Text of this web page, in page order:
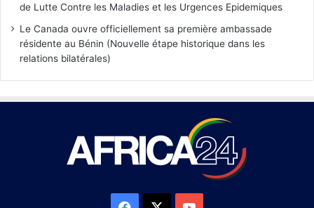
de Lutte Contre les Maladies et les Urgences Epidemiques
Le Canada ouvre officiellement sa première ambassade
résidente au Bénin (Nouvelle étape historique dans les
relations bilatérales)